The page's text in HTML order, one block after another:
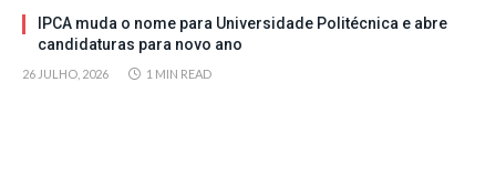
IPCA muda o nome para Universidade Politécnica e abre
candidaturas para novo ano
26 JULHO, 2026 1 MIN READ